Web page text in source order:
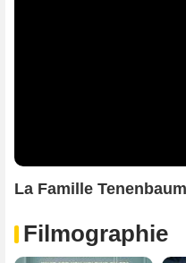
La Famille
Filmographie